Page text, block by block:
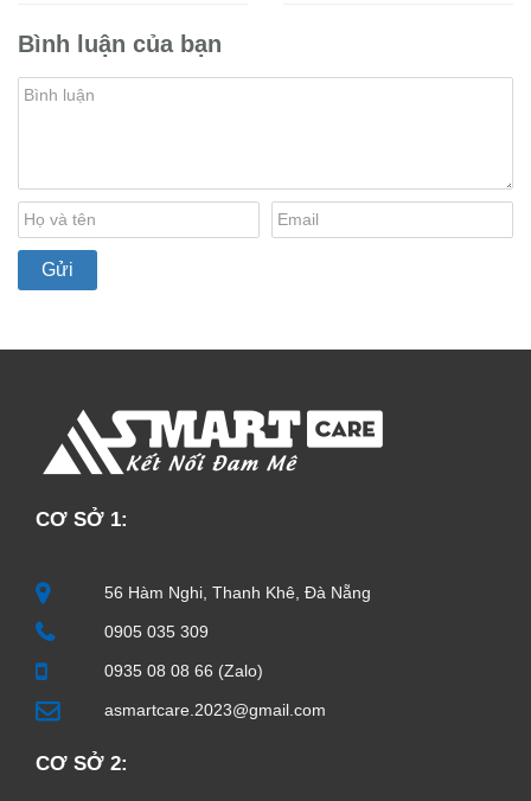
Bình luận của bạn
CƠ SỞ 1:
56 Hàm Nghi, Thanh Khê, Đà Nẵng
0905 035 309
0935 08 08 66 (Zalo)
asmartcare.2023@gmail.com
CƠ SỞ 2: